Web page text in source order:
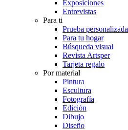
Exposiciones
Entrevistas
Para ti
Prueba personalizada
Para tu hogar
Búsqueda visual
Revista Artsper
Tarjeta regalo
Por material
Pintura
Escultura
Fotografía
Edición
Dibujo
Diseño